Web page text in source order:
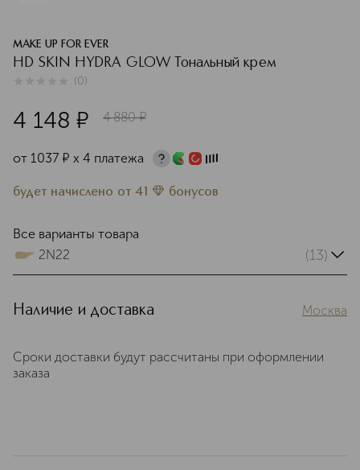
MAKE UP FOR EVER
HD SKIN HYDRA GLOW Тональный крем
(0)
4 148 ¤ 4 880 ¤
от 1037 ¤ х 4 платежа
будет начислено от 41 бонусов
Все варианты товара
2N22
(13)
Наличие и доставка Москва
Сроки доставки будут рассчитаны при оформлении
заказа